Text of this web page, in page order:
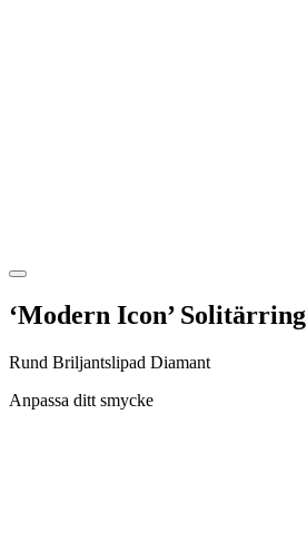
‘Modern Icon’ Solitärring
Rund Briljantslipad Diamant
Anpassa ditt smycke